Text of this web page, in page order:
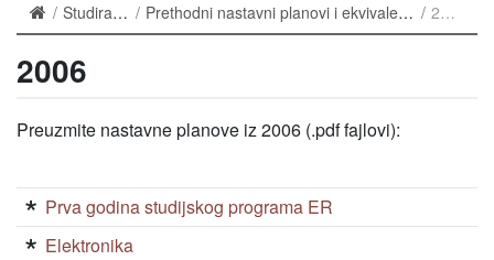
Studiranje Prethodni nastavni planovi i ekvivalencije 2006
2006
Preuzmite nastavne planove iz 2006 (.pdf fajlovi):
Prva godina studijskog programa ER
Elektronika